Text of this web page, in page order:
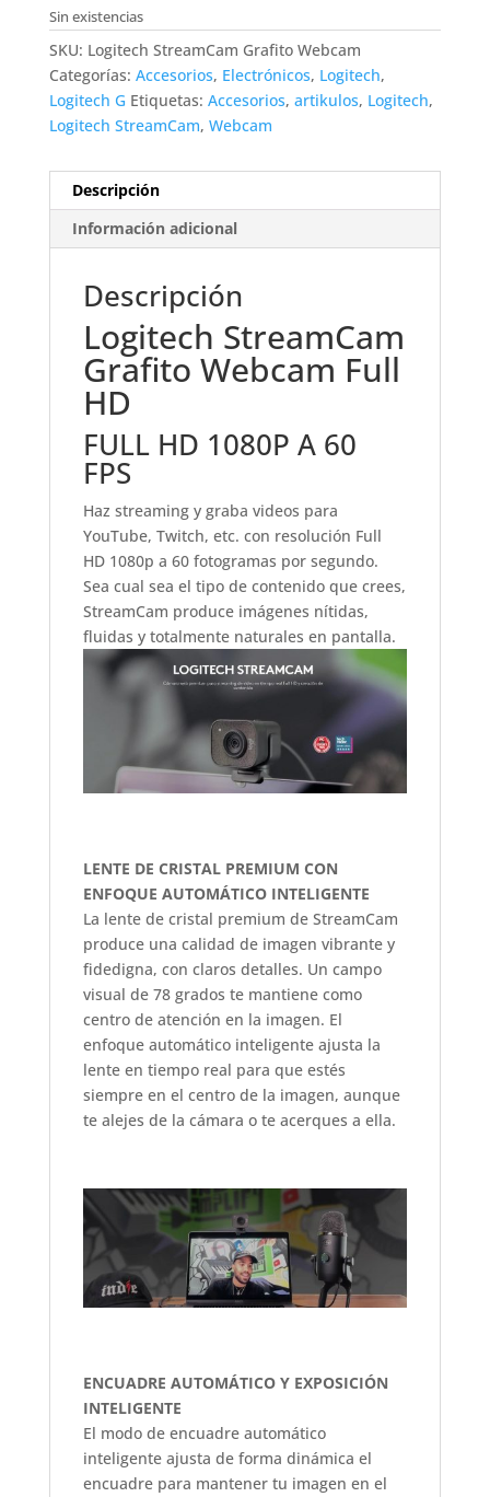
Sin existencias
SKU: Logitech StreamCam Grafito Webcam
Categorías: Accesorios, Electrónicos, Logitech,
Logitech G Etiquetas: Accesorios, artikulos, Logitech,
Logitech StreamCam, Webcam
Descripción
Información adicional
Descripción
Logitech StreamCam
Grafito Webcam Full
HD
FULL HD 1080P A 60
FPS
Haz streaming y graba videos para
YouTube, Twitch, etc. con resolución Full
HD 1080p a 60 fotogramas por segundo.
Sea cual sea el tipo de contenido que crees,
StreamCam produce imágenes nítidas,
fluidas y totalmente naturales en pantalla.
LENTE DE CRISTAL PREMIUM CON
ENFOQUE AUTOMÁTICO INTELIGENTE
La lente de cristal premium de StreamCam
produce una calidad de imagen vibrante y
fidedigna, con claros detalles. Un campo
visual de 78 grados te mantiene como
centro de atención en la imagen. El
enfoque automático inteligente ajusta la
lente en tiempo real para que estés
siempre en el centro de la imagen, aunque
te alejes de la cámara o te acerques a ella.
ENCUADRE AUTOMÁTICO Y EXPOSICIÓN
INTELIGENTE
El modo de encuadre automático
inteligente ajusta de forma dinámica el
encuadre para mantener tu imagen en el